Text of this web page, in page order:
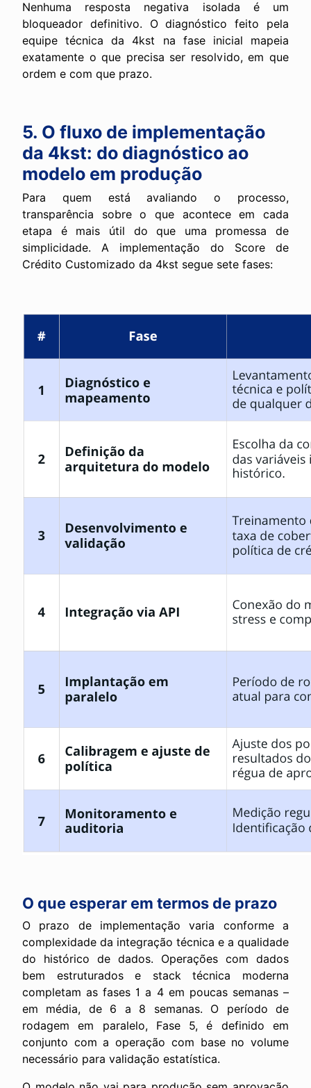
Nenhuma resposta negativa isolada é um
bloqueador definitivo. O diagnóstico feito pela
equipe técnica da 4kst na fase inicial mapeia
exatamente o que precisa ser resolvido, em que
ordem e com que prazo.
5. O fluxo de implementação
da 4kst: do diagnóstico ao
modelo em produção
Para quem está avaliando o processo,
transparência sobre o que acontece em cada
etapa é mais útil do que uma promessa de
simplicidade. A implementação do Score de
Crédito Customizado da 4kst segue sete fases:
O que esperar em termos de prazo
O prazo de implementação varia conforme a
complexidade da integração técnica e a qualidade
do histórico de dados. Operações com dados
bem estruturados e stack técnica moderna
completam as fases 1 a 4 em poucas semanas –
em média, de 6 a 8 semanas. O período de
rodagem em paralelo, Fase 5, é definido em
conjunto com a operação com base no volume
necessário para validação estatística.